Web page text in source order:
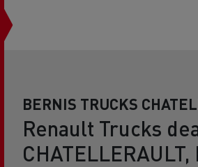
BERNIS TRUCKS
Renault Trucks